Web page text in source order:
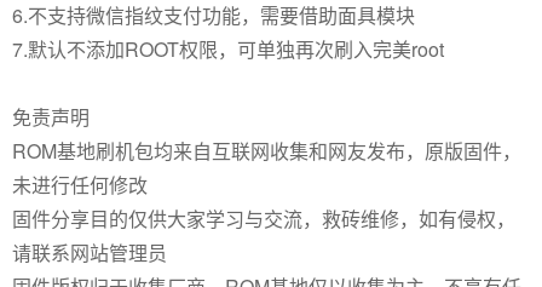
6.不支持微信指纹支付功能，需要借助面具模块
7.默认不添加ROOT权限，可单独再次刷入完美root
免责声明
ROM基地刷机包均来自互联网收集和网友发布，原版固件，
未进行任何修改
固件分享目的仅供大家学习与交流，救砖维修，如有侵权，
请联系网站管理员